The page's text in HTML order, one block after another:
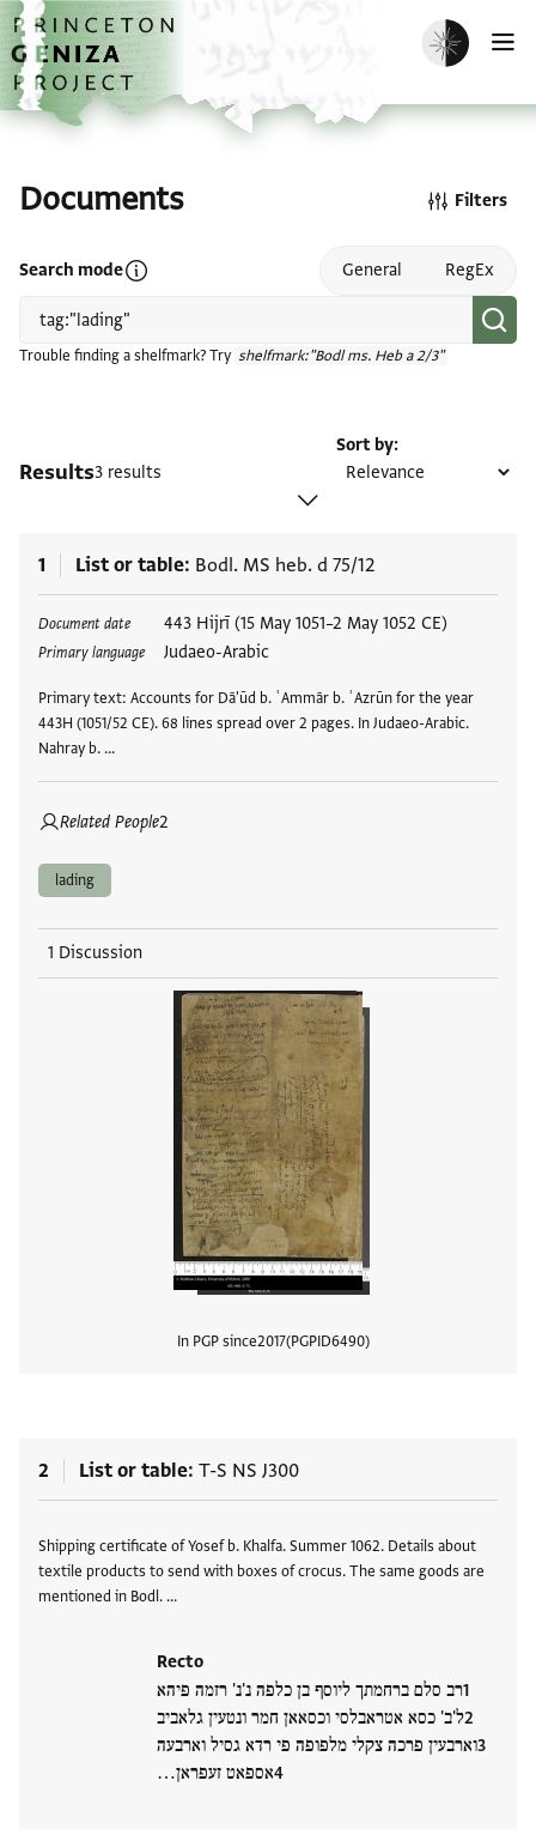
Skip to main content
home
Enable dark
Documents
Search modeOpen search mode help General RegEx
Trouble finding a shelfmark? Try shelfmark:"Bodl ms. Heb a 2/3"
Filters
Results3 results
Sort by
1 List or table Bodl. MS heb. d 75/12
Document date 443 Hijrī (15 May 1051–2 May 1052 CE)
Primary language Judaeo-Arabic
Primary text: Accounts for Dā'ūd b. ʿAmmār b. ʿAzrūn for the year
443H (1051/52 CE). 68 lines spread over 2 pages. In Judaeo-Arabic.
Nahray b. …
Related People2
Tags
lading
1 Discussion
In PGP since2017 PGPID6490
2 List or table T-S NS J300
Shipping certificate of Yosef b. Khalfa. Summer 1062. Details about
textile products to send with boxes of crocus. The same goods are
mentioned in Bodl. …
Recto
רב סלם ברחמתך ליוסף בן כלפה נ'נ' רזמה פיהא
ל'ב' כסא אטראבלסי וכסאאן חמר ונטעין גלאביב
וארבעין פרכה צקלי מלפופה פי רדא גסיל וארבעה
אספאט זעפראן…